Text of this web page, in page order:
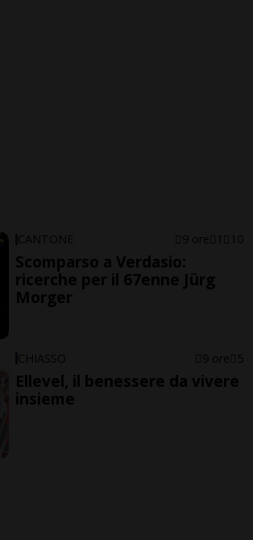
CANTONE 9 ore 1 10
Scomparso a Verdasio:
ricerche per il 67enne Jürg
Morger
CHIASSO 9 ore 5
Ellevel, il benessere da vivere
insieme